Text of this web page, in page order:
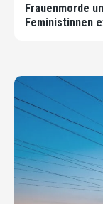
Frauenmorde
Feministinnen